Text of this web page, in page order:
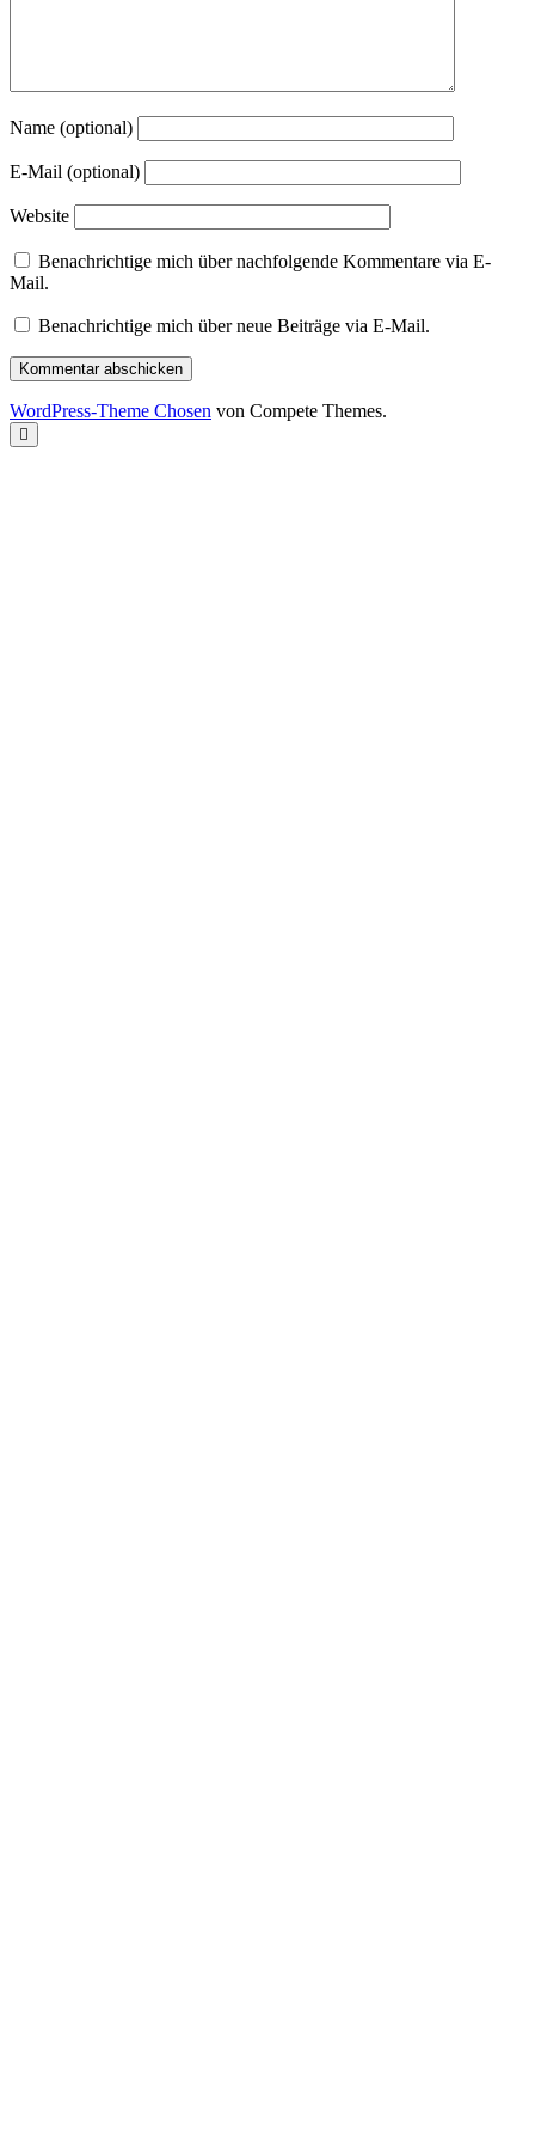
Name (optional)
E-Mail (optional)
Website
Benachrichtige mich über nachfolgende Kommentare via E-
Mail.
Benachrichtige mich über neue Beiträge via E-Mail.
WordPress-Theme Chosen von Compete Themes.
Nach
oben